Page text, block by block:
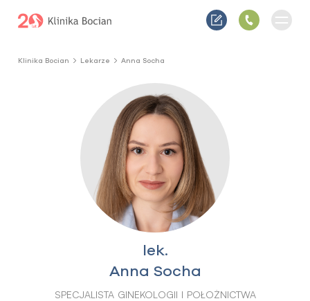
Klinika Bocian Lekarze Anna Socha
lek.
Anna Socha
SPECJALISTA GINEKOLOGII I POŁOŻNICTWA